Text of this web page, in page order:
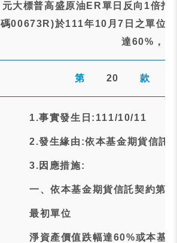
元大標普高盛原油ER單日反向1倍
碼00673R)於111年10月7日之單位
達60%，
第 20 款
1.事實發生日:111/10/11
2.發生緣由:依本基金期貨信託
3.因應措施:
一、依本基金期貨信託契約第
最初單位
淨資產價值跌幅達60%或本基